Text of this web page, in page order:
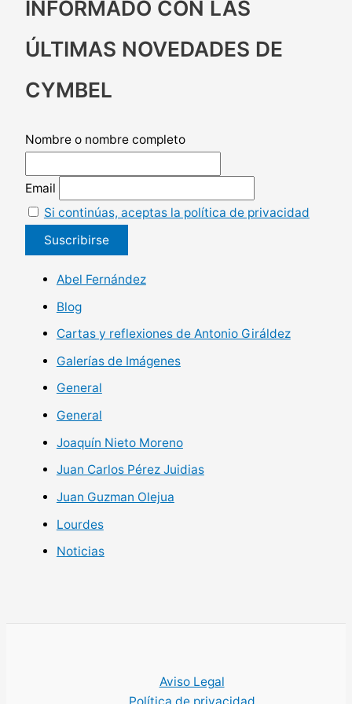
INFORMADO CON LAS
ÚLTIMAS NOVEDADES DE
CYMBEL
Nombre o nombre completo
Email
Si continúas, aceptas la política de privacidad
Abel Fernández
Blog
Cartas y reflexiones de Antonio Giráldez
Galerías de Imágenes
General
General
Joaquín Nieto Moreno
Juan Carlos Pérez Juidias
Juan Guzman Olejua
Lourdes
Noticias
Aviso Legal
Política de privacidad